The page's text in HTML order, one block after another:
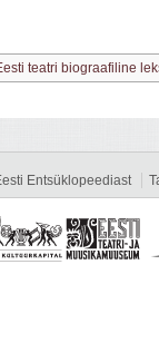
teatri biograafiline
Entsüklopeediast